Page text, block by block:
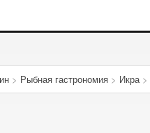
> Рыбная гастрономия> Икра>